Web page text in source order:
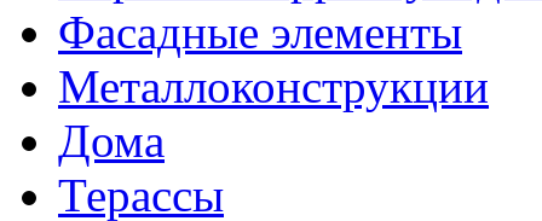
Фасадные элементы
Металлоконструкции
Дома
Терассы